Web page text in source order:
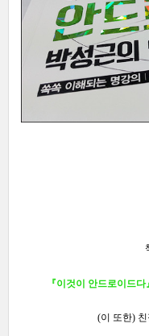
『이것이 안드로이드다
(이 또한)